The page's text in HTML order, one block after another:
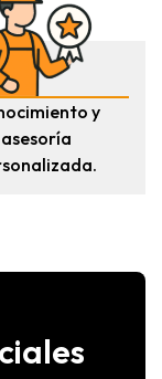
y
asesoría